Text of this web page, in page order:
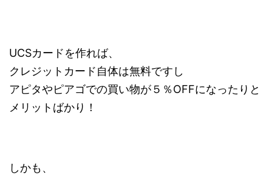
UCSカードを作れば、
クレジットカード自体は無料ですし
アピタやピアゴでの買い物が５％OFFになったりと
メリットばかり！
しかも、